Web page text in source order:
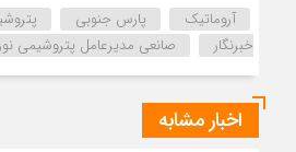
آروماتیک پارس جنوبی
خبرنگار
صانعی مدیرعامل پتروشیمی
اخبار مشابه